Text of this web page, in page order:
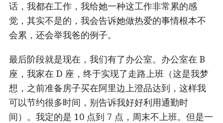
话，我都在工作，我给她一种这工作非常累的感
觉，其实不是的，我会告诉她做热爱的事情根本不
会累，还会举我爸的例子。
最后阶段就是现在，我们有了办公室。办公室在 B
座，我家在 D 座，终于实现了走路上班（这是我梦
想，之前准备房子买在阿里边上澄品达到，这样我
可以节约很多时间，别告诉我好好利用通勤时
间）。我定的是 10 点到 7 点，周末不上班。但是一